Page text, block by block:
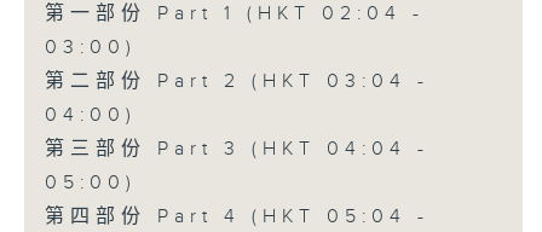
第一部份 Part 1 (HKT 02:04 -
03:00)
第二部份 Part 2 (HKT 03:04 -
04:00)
第三部份 Part 3 (HKT 04:04 -
05:00)
第四部份 Part 4 (HKT 05:04 -